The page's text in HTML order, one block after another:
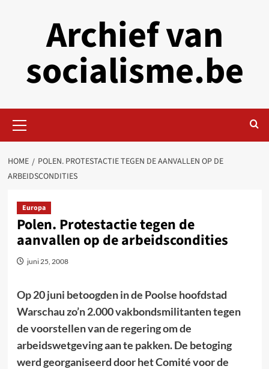
Archief van
socialisme.be
Menu
HOME
POLEN. PROTESTACTIE TEGEN DE AANVALLEN OP DE
ARBEIDSCONDITIES
Europa
Polen. Protestactie tegen de
aanvallen op de arbeidscondities
juni 25, 2008
Op 20 juni betoogden in de Poolse hoofdstad
Warschau zo’n 2.000 vakbondsmilitanten tegen
de voorstellen van de regering om de
arbeidswetgeving aan te pakken. De betoging
werd georganiseerd door het Comité voor de